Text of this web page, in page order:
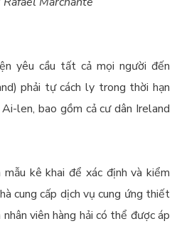
yêu cầu tất cả mọi người đến
phải tự cách ly trong thời hạn
len, bao gồm cả cư dân Ireland
mẫu kê khai để xác định và kiểm
cung cấp dịch vụ cung ứng thiết
viên hàng hải có thể được áp